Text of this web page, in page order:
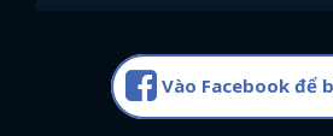
Vào Facebook để